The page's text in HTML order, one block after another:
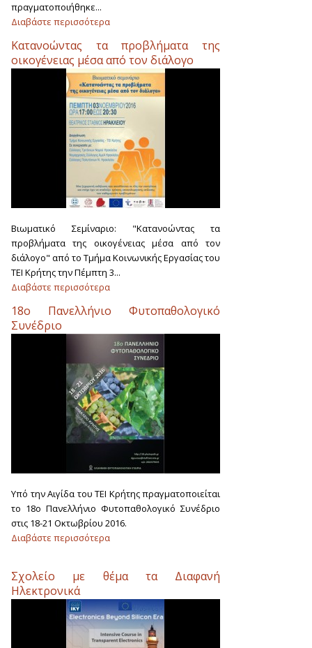
πραγματοποιήθηκε...
Διαβάστε περισσότερα
Κατανοώντας τα προβλήματα της
οικογένειας μέσα από τον διάλογο
Βιωματικό Σεμίναριο: "Κατανοώντας τα
προβλήματα της οικογένειας μέσα από τον
διάλογο" από το Τμήμα Κοινωνικής Εργασίας του
ΤΕΙ Κρήτης την Πέμπτη 3...
Διαβάστε περισσότερα
18ο Πανελλήνιο Φυτοπαθολογικό
Συνέδριο
Υπό την Αιγίδα του ΤΕΙ Κρήτης πραγματοποιείται
το 18ο Πανελλήνιο Φυτοπαθολογικό Συνέδριο
στις 18-21 Οκτωβρίου 2016.
Διαβάστε περισσότερα
Σχολείο με θέμα τα Διαφανή
Ηλεκτρονικά